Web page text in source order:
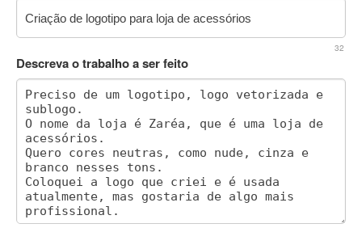
32
Descreva o trabalho a ser feito